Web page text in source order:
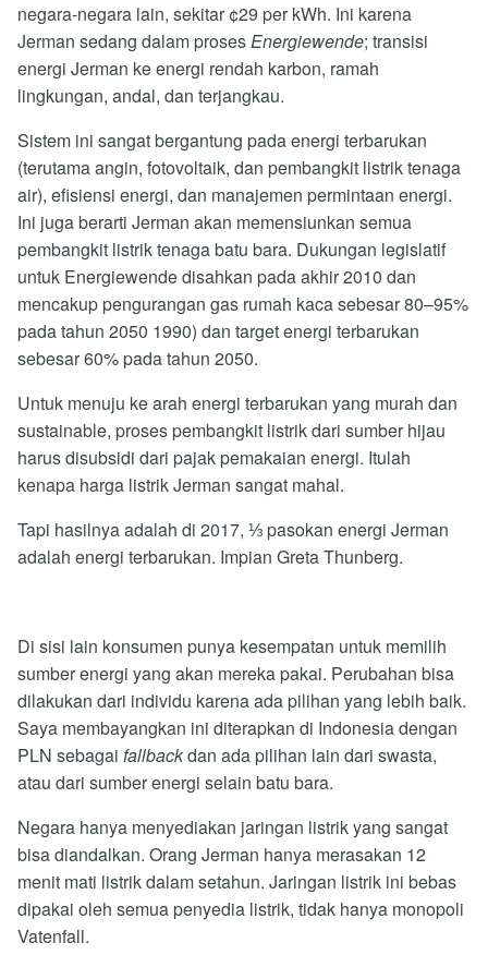
negara-negara lain, sekitar ¢29 per kWh. Ini karena
Jerman sedang dalam prosesEnergiewende; transisi
energi Jerman ke energi rendah karbon, ramah
lingkungan, andal, dan terjangkau.
Sistem ini sangat bergantung pada energi terbarukan
(terutama angin, fotovoltaik, dan pembangkit listrik tenaga
air), efisiensi energi, dan manajemen permintaan energi.
Ini juga berarti Jerman akan memensiunkan semua
pembangkit listrik tenaga batu bara. Dukungan legislatif
untuk Energiewende disahkan pada akhir 2010 dan
mencakup pengurangan gas rumah kaca sebesar 80–95%
pada tahun 2050 1990) dan target energi terbarukan
sebesar 60% pada tahun 2050.
Untuk menuju ke arah energi terbarukan yang murah dan
sustainable, proses pembangkit listrik dari sumber hijau
harus disubsidi dari pajak pemakaian energi. Itulah
kenapa harga listrik Jerman sangat mahal.
Tapi hasilnya adalah di 2017, ⅓ pasokan energi Jerman
adalah energi terbarukan. Impian Greta Thunberg.
Di sisi lain konsumen punya kesempatan untuk memilih
sumber energi yang akan mereka pakai. Perubahan bisa
dilakukan dari individu karena ada pilihan yang lebih baik.
Saya membayangkan ini diterapkan di Indonesia dengan
PLN sebagai fallbackdan ada pilihan lain dari swasta,
atau dari sumber energi selain batu bara.
Negara hanya menyediakan jaringan listrik yang sangat
bisa diandalkan. Orang Jerman hanya merasakan 12
menit mati listrik dalam setahun. Jaringan listrik ini bebas
dipakai oleh semua penyedia listrik, tidak hanya monopoli
Vatenfall.